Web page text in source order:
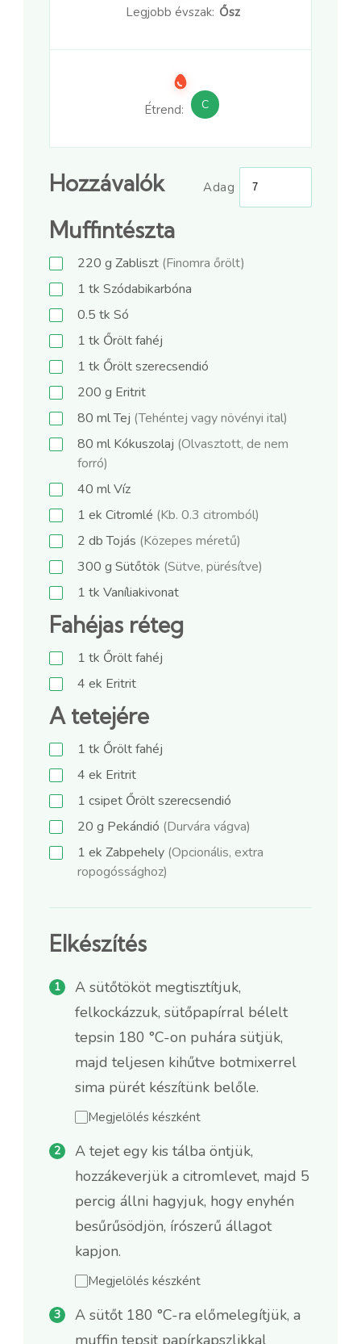
Legjobb évszak: Ősz
Étrend: C
Hozzávalók Adag
Muffintészta
220 g Zabliszt (Finomra őrölt)
1 tk Szódabikarbóna
0.5 tk Só
1 tk Őrölt fahéj
1 tk Őrölt szerecsendió
200 g Eritrit
80 mlTej (Tehéntej vagy növényi ital)
80 ml Kókuszolaj (Olvasztott, de nem
forró)
40 mlVíz
1 ek Citromlé (Kb. 0.3 citromból)
2 dbTojás (Közepes méretű)
300 g Sütőtök (Sütve, pürésítve)
1 tk Vaníliakivonat
Fahéjas réteg
1 tk Őrölt fahéj
4 ek Eritrit
A tetejére
1 tk Őrölt fahéj
4 ek Eritrit
1 csipet Őrölt szerecsendió
20 g Pekándió (Durvára vágva)
1 ek Zabpehely (Opcionális, extra
ropogóssághoz)
Elkészítés
A sütőtököt megtisztítjuk,
felkockázzuk, sütőpapírral bélelt
tepsin 180 °C-on puhára sütjük,
majd teljesen kihűtve botmixerrel
sima pürét készítünk belőle.
Megjelölés készként
A tejet egy kis tálba öntjük,
hozzákeverjük a citromlevet, majd 5
percig állni hagyjuk, hogy enyhén
besűrűsödjön, írószerű állagot
kapjon.
Megjelölés készként
A sütőt 180 °C-ra előmelegítjük, a
muffin tepsit papírkapszlikkal